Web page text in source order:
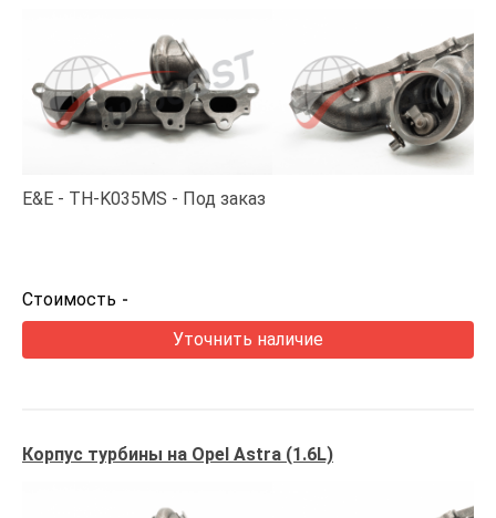
E&E TH-K035MS Под заказ
Стоимость -
Уточнить наличие
Корпус турбины на Opel Astra (1.6L)